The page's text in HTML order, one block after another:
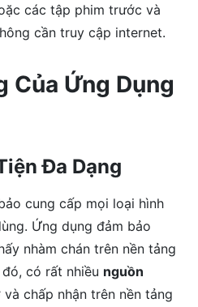
các tập phim trước và
cần truy cập internet.
Của Ứng Dụng
Đa Dạng
cung cấp mọi loại hình
Ứng dụng đảm bảo
nhàm chán trên nền tảng
có rất nhiều nguồn
chấp nhận trên nền tảng